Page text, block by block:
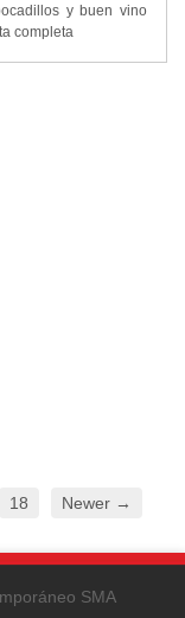
y buen vino
completa
18 Newer →
SMA